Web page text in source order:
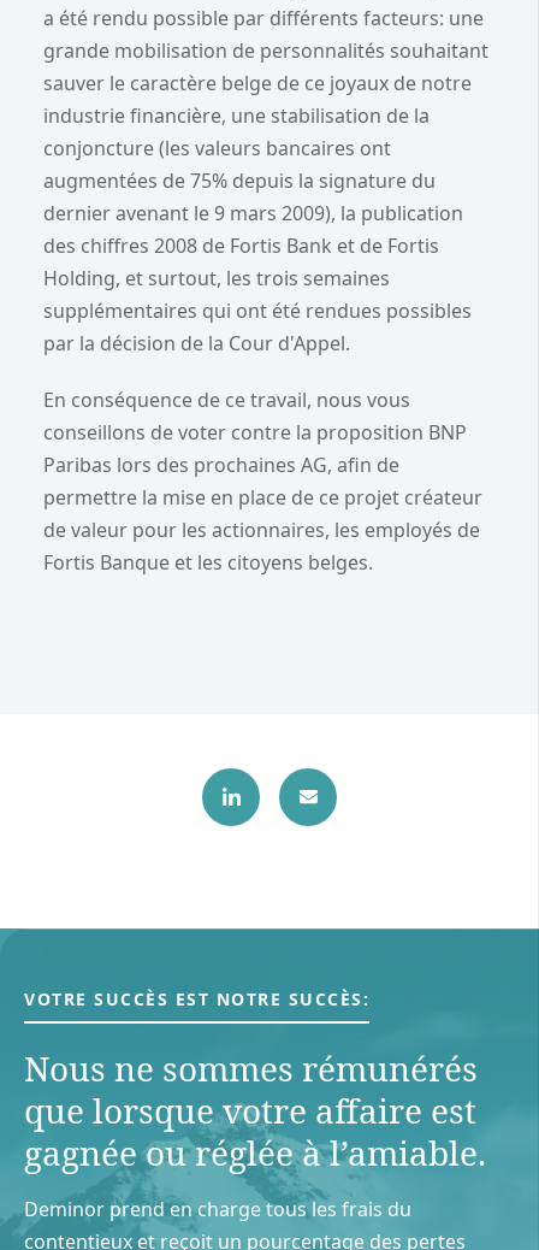
a été rendu possible par différents facteurs: une
grande mobilisation de personnalités souhaitant
sauver le caractère belge de ce joyaux de notre
industrie financière, une stabilisation de la
conjoncture (les valeurs bancaires ont
augmentées de 75% depuis la signature du
dernier avenant le 9 mars 2009), la publication
des chiffres 2008 de Fortis Bank et de Fortis
Holding, et surtout, les trois semaines
supplémentaires qui ont été rendues possibles
par la décision de la Cour d'Appel.
En conséquence de ce travail, nous vous
conseillons de voter contre la proposition BNP
Paribas lors des prochaines AG, afin de
permettre la mise en place de ce projet créateur
de valeur pour les actionnaires, les employés de
Fortis Banque et les citoyens belges.
VOTRE SUCCÈS EST NOTRE SUCCÈS:
Nous ne sommes rémunérés
que lorsque votre aﬀaire est
gagnée ou réglée à l’amiable.
Deminor prend en charge tous les frais du
contentieux et reçoit un pourcentage des pertes